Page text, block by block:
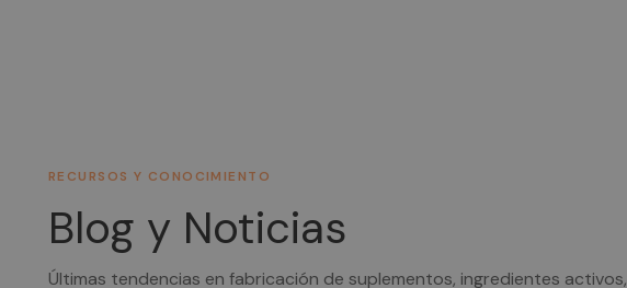
RECURSOS Y CONOCIMIENTO
Blog y Noticias
Últimas tendencias en fabricación de suplementos, ingredientes activos,